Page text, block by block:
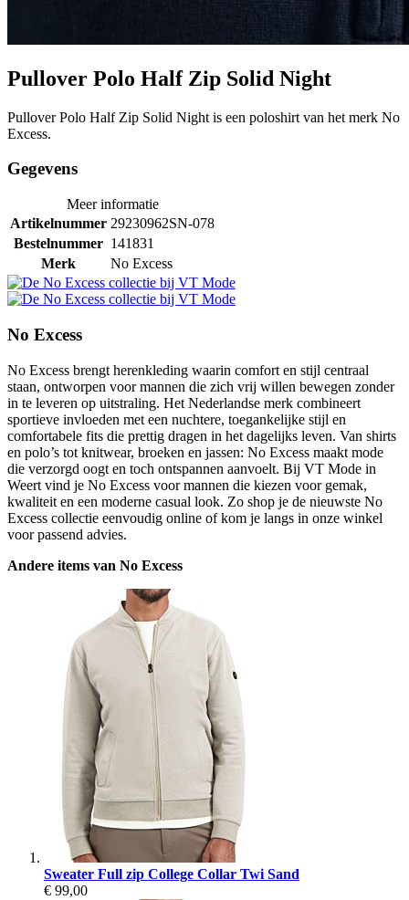
Pullover Polo Half Zip Solid Night
Pullover Polo Half Zip Solid Night is een poloshirt van het merk No
Excess.
Gegevens
Meer informatie
Artikelnummer 29230962SN-078
Bestelnummer 141831
Merk
No Excess
No Excess
No Excess brengt herenkleding waarin comfort en stijl centraal
staan, ontworpen voor mannen die zich vrij willen bewegen zonder
in te leveren op uitstraling. Het Nederlandse merk combineert
sportieve invloeden met een nuchtere, toegankelijke stijl en
comfortabele fits die prettig dragen in het dagelijks leven. Van shirts
en polo’s tot knitwear, broeken en jassen: No Excess maakt mode
die verzorgd oogt en toch ontspannen aanvoelt. Bij VT Mode in
Weert vind je No Excess voor mannen die kiezen voor gemak,
kwaliteit en een moderne casual look. Zo shop je de nieuwste No
Excess collectie eenvoudig online of kom je langs in onze winkel
voor passend advies.
Andere items van No Excess
Sweater Full zip College Collar Twi Sand
€ 99,00